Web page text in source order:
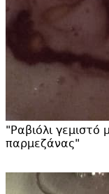
"Ραβιόλι
παρμεζάνας"